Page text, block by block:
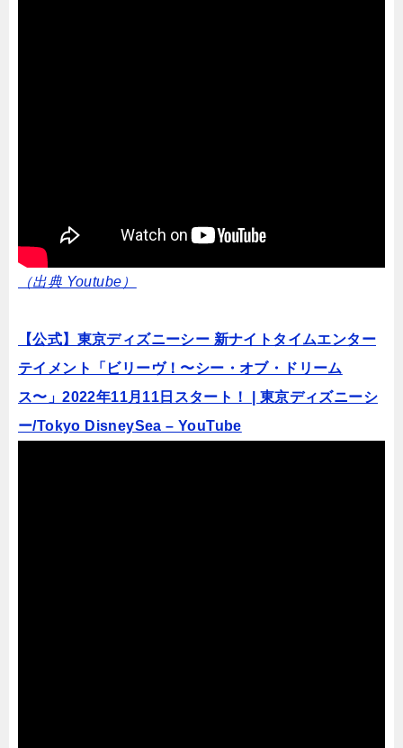
（出典 Youtube）
【公式】東京ディズニーシー 新ナイトタイムエンター
テイメント「ビリーヴ！〜シー・オブ・ドリーム
ス〜」2022年11月11日スタート！ | 東京ディズニーシ
ー/Tokyo DisneySea – YouTube